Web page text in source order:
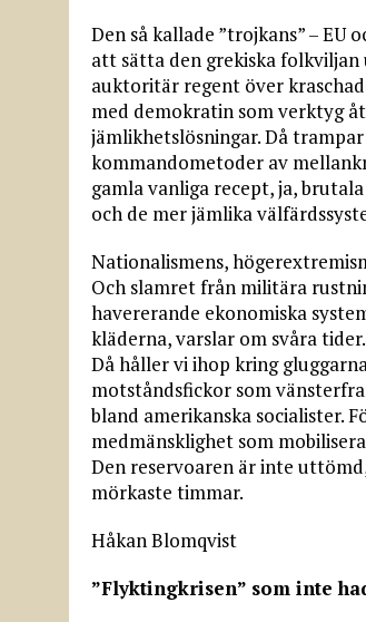
Den så kallade ”trojkans” – EU
att sätta den grekiska
auktoritär regent över
med demokratin som verktyg
jämlikhetslösningar. Då
kommandometoder av
gamla vanliga recept, ja,
och de mer jämlika
Nationalismens,
Och slamret från militära
havererande ekonomiska
kläderna, varslar om svåra tider.
Då håller vi ihop kring
motståndsfickor som
bland amerikanska socialister.
medmänsklighet som
Den reservoaren är inte
mörkaste timmar.
Håkan Blomqvist
”Flyktingkrisen” som inte